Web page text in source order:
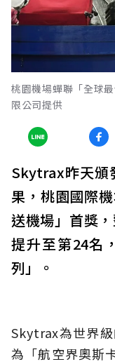
桃園機場蟬聯「全球
限公司提供
Skytrax昨天頒
果，桃園國際
送機場」首獎
提升至第24名
列」。
Skytrax為世界
為「航空界奧斯